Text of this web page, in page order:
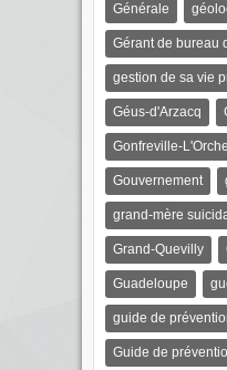
Générale
Gérant de bureau
gestion de sa vie
Géus-d'Arzacq
Gonfreville-
Gouvernement
grand-mère
Grand-Quevilly
Guadeloupe
guide de
Guide de